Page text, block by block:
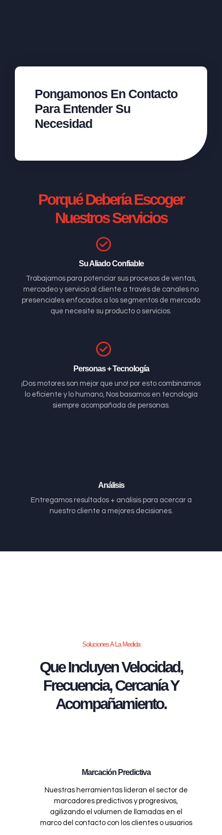
Pongamonos En Contacto
Para Entender Su
Necesidad
Porqué Debería Escoger
Nuestros Servicios
Su Aliado Confiable
Trabajamos para potenciar sus procesos de ventas,
mercadeo y servicio al cliente a través de canales no
presenciales enfocados a los segmentos de mercado
que necesite su producto o servicios.
Personas + Tecnología
¡Dos motores son mejor que uno! por esto combinamos
lo eficiente y lo humano, Nos basamos en tecnología
siempre acompañada de personas.
Análisis
Entregamos resultados + análisis para acercar a
nuestro cliente a mejores decisiones.
Soluciones A La Medida
Que Incluyen Velocidad,
Frecuencia, Cercanía Y
Acompañamiento.
Marcación Predictiva
Nuestras herramientas lideran el sector de
marcadores predictivos y progresivos,
agilizando el volumen de llamadas en el
marco del contacto con los clientes o usuarios